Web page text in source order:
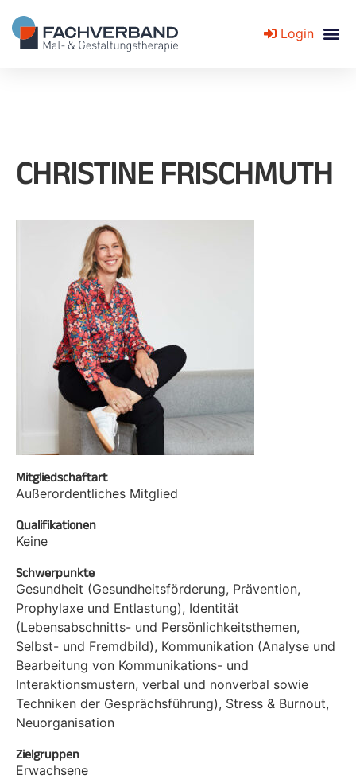
Login
CHRISTINE FRISCHMUTH
Mitgliedschaftart
Außerordentliches Mitglied
Qualifikationen
Keine
Schwerpunkte
Gesundheit (Gesundheitsförderung, Prävention,
Prophylaxe und Entlastung), Identität
(Lebensabschnitts- und Persönlichkeitsthemen,
Selbst- und Fremdbild), Kommunikation (Analyse und
Bearbeitung von Kommunikations- und
Interaktionsmustern, verbal und nonverbal sowie
Techniken der Gesprächsführung), Stress & Burnout,
Neuorganisation
Zielgruppen
Erwachsene